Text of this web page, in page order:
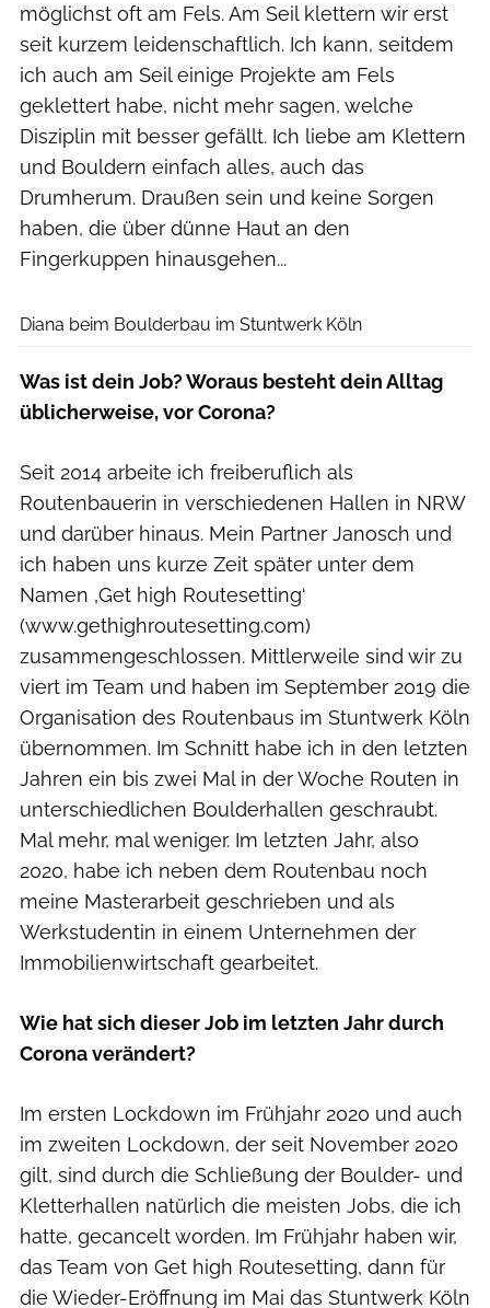
möglichst oft am Fels. Am Seil klettern wir erst
seit kurzem leidenschaftlich. Ich kann, seitdem
ich auch am Seil einige Projekte am Fels
geklettert habe, nicht mehr sagen, welche
Disziplin mit besser gefällt. Ich liebe am Klettern
und Bouldern einfach alles, auch das
Drumherum. Draußen sein und keine Sorgen
haben, die über dünne Haut an den
Fingerkuppen hinausgehen...
Diana beim Boulderbau im Stuntwerk Köln
Was ist dein Job? Woraus besteht dein Alltag
üblicherweise, vor Corona?
Seit 2014 arbeite ich freiberuflich als
Routenbauerin in verschiedenen Hallen in NRW
und darüber hinaus. Mein Partner Janosch und
ich haben uns kurze Zeit später unter dem
Namen ‚Get high Routesetting‘
(www.gethighroutesetting.com)
zusammengeschlossen. Mittlerweile sind wir zu
viert im Team und haben im September 2019 die
Organisation des Routenbaus im Stuntwerk Köln
übernommen. Im Schnitt habe ich in den letzten
Jahren ein bis zwei Mal in der Woche Routen in
unterschiedlichen Boulderhallen geschraubt.
Mal mehr, mal weniger. Im letzten Jahr, also
2020, habe ich neben dem Routenbau noch
meine Masterarbeit geschrieben und als
Werkstudentin in einem Unternehmen der
Immobilienwirtschaft gearbeitet.
Wie hat sich dieser Job im letzten Jahr durch
Corona verändert?
Im ersten Lockdown im Frühjahr 2020 und auch
im zweiten Lockdown, der seit November 2020
gilt, sind durch die Schließung der Boulder- und
Kletterhallen natürlich die meisten Jobs, die ich
hatte, gecancelt worden. Im Frühjahr haben wir,
das Team von Get high Routesetting, dann für
die Wieder-Eröffnung im Mai das Stuntwerk Köln